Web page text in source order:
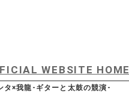
WEBSITE HOME
タ×我龍-ギターと太鼓の競演-